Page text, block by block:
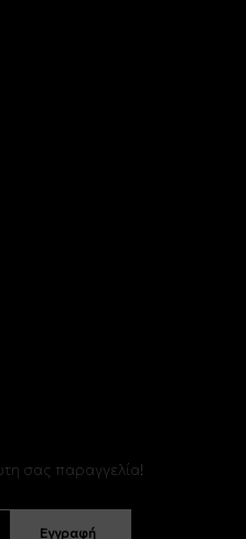
σας παραγγελία!
Εγγραφή